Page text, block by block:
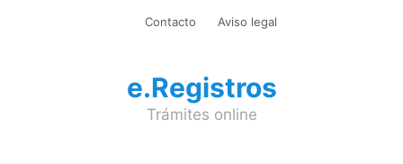
Contacto Aviso legal
e.Registros
Trámites online